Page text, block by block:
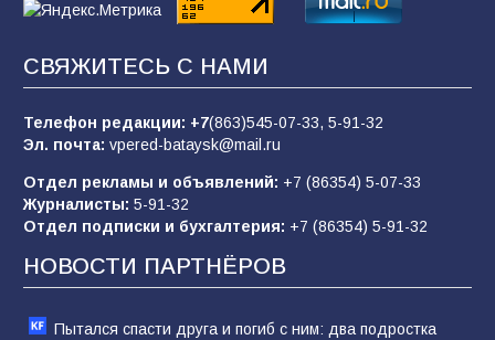
Батайчане вышли в финал Всероссийского
конкурса «Большая перемена»
62 04.08.2026
Батайским спортсменам вручили награды
СВЯЖИТЕСЬ С НАМИ
Телефон редакции: +7(863)545-07-33, 5-91-32
Эл. почта: vpered-bataysk@mail.ru
Отдел рекламы и объявлений: +7 (86354) 5-07-33
Журналисты: 5-91-32
Отдел подписки и бухгалтерия: +7 (86354) 5-91-32
НОВОСТИ ПАРТНЁРОВ
Пытался спасти друга и погиб с ним: два подростка